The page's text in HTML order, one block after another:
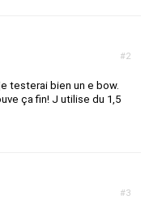
#2
testerai bien un e bow.
ça fin! J utilise du 1,5
#3